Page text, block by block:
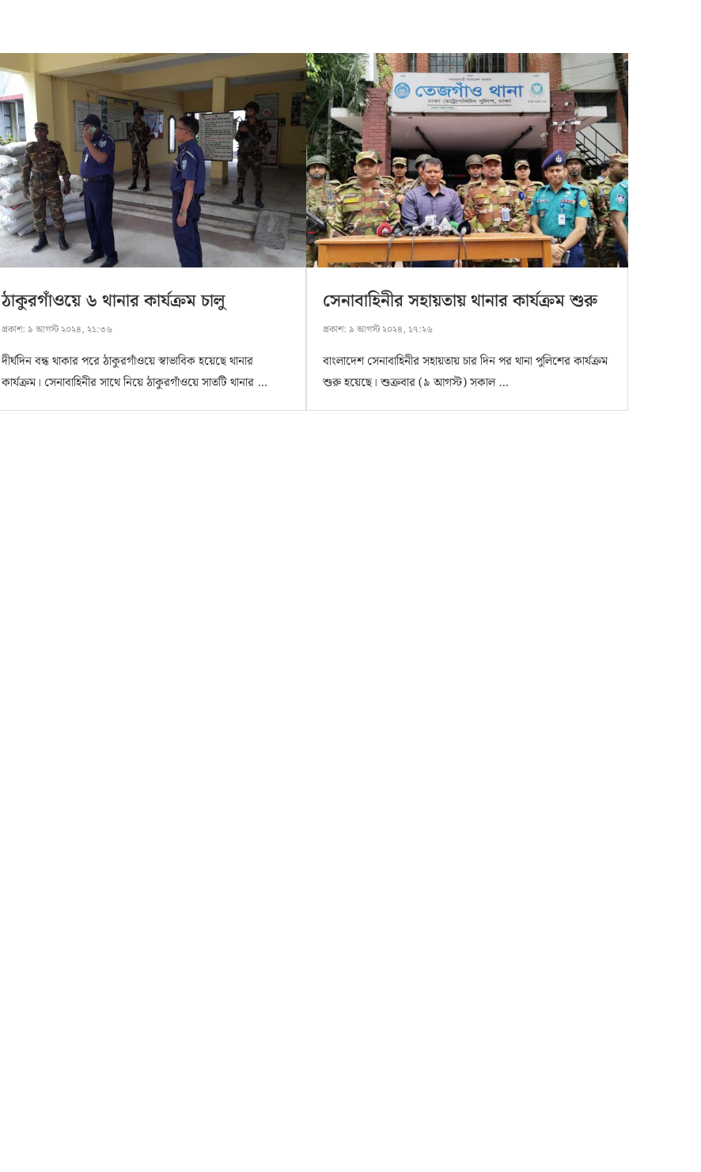
ঠাকুরগাঁওয়ে ৬ থানার কার্যক্রম চালু
প্রকাশ: ৯ আগস্ট ২০২৪, ২১:৩৬
দীর্ঘদিন বন্ধ থাকার পরে ঠাকুরগাঁওয়ে স্বাভাবিক হয়েছে থানার
কার্যক্রম। সেনাবাহিনীর সাথে নিয়ে ঠাকুরগাঁওয়ে সাতটি থানার …
সেনাবাহিনীর সহায়তায় থানার কার্যক্রম শুরু
প্রকাশ: ৯ আগস্ট ২০২৪, ১৭:২৬
বাংলাদেশ সেনাবাহিনীর সহায়তায় চার দিন পর থানা পুলিশের কার্যক্রম
শুরু হয়েছে। শুক্রবার (৯ আগস্ট) সকাল …